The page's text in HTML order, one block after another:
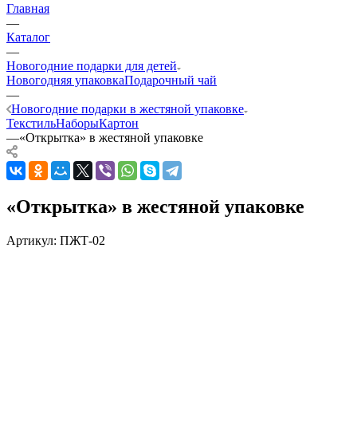
Главная
—
Каталог
—
Новогодние подарки для детей
Новогодняя упаковкаПодарочный чай
—
Новогодние подарки в жестяной упаковке
ТекстильНаборыКартон
—«Открытка» в жестяной упаковке
«Открытка» в жестяной упаковке
Артикул: ПЖТ-02